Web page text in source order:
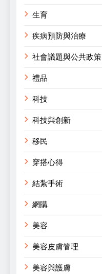
生育
疾病預防與治療
社會議題與公共政策
禮品
科技
科技與創新
移民
穿搭心得
結紮手術
網購
美容
美容皮膚管理
美容與護膚